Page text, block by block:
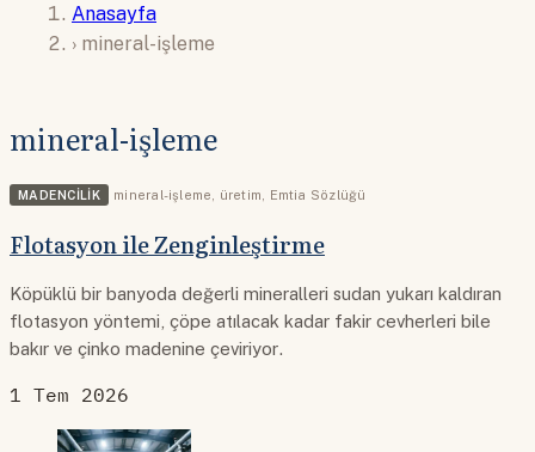
Anasayfa
› mineral-işleme
mineral-işleme
MADENCILIK mineral-işleme, üretim, Emtia Sözlüğü
Flotasyon ile Zenginleştirme
Köpüklü bir banyoda değerli mineralleri sudan yukarı kaldıran
flotasyon yöntemi, çöpe atılacak kadar fakir cevherleri bile
bakır ve çinko madenine çeviriyor.
1 Tem 2026